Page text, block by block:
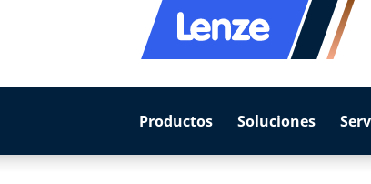
Productos Soluciones